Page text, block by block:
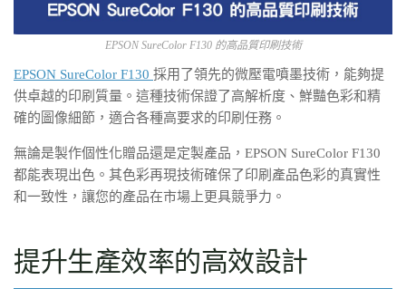
EPSON SureColor F130 的高品質印刷技術
EPSON SureColor F130 採用了領先的微壓電噴墨技術，能夠提
供卓越的印刷質量。這種技術保證了高解析度、鮮豔色彩和精
確的圖像細節，適合各種高要求的印刷任務。
無論是製作個性化贈品還是定製產品，EPSON SureColor F130
都能表現出色。其色彩再現技術確保了印刷產品色彩的真實性
和一致性，讓您的產品在市場上更具競爭力。
提升生產效率的高效設計